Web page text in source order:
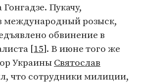
Пукачу,
международный розыск,
обвинение в
[15]. В июне того же
УкраиныСвятослав
что сотрудники милиции,